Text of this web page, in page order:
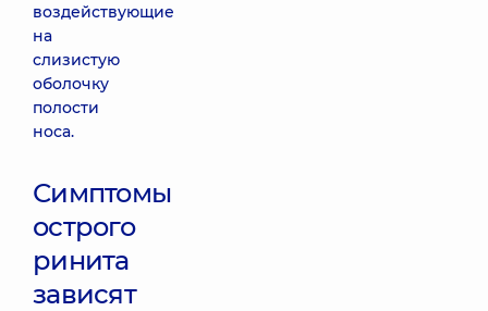
воздействующие
на
слизистую
оболочку
полости
носа.
Симптомы
острого
ринита
зависят